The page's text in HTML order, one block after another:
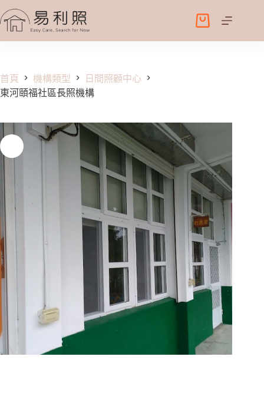
至
容
購
物
首頁 機構類型
日間照顧中心
東河頤福社區長照機構